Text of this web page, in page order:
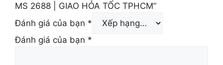
MS 2688 | GIAO HỎA TỐC TPHCM”
Đánh giá của bạn *
Đánh giá của bạn *